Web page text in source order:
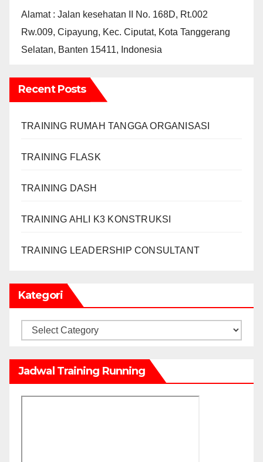
Alamat : Jalan kesehatan II No. 168D, Rt.002
Rw.009, Cipayung, Kec. Ciputat, Kota Tanggerang
Selatan, Banten 15411, Indonesia
Recent Posts
TRAINING RUMAH TANGGA ORGANISASI
TRAINING FLASK
TRAINING DASH
TRAINING AHLI K3 KONSTRUKSI
TRAINING LEADERSHIP CONSULTANT
Kategori
Kategori
Jadwal Training Running